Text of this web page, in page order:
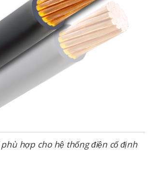
phù hợp cho hệ thống điện cố định